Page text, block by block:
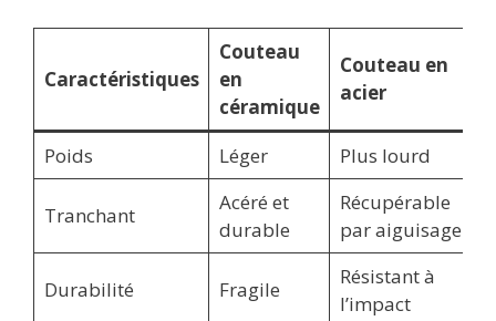
Caractéristiques
Couteau
en
céramique
Couteau en
acier
Poids Léger Plus lourd
Tranchant
Acéré et
durable
Récupérable
par aiguisage
Durabilité Fragile
Résistant à
l’impact